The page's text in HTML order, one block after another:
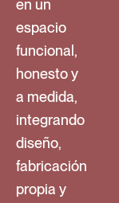
en un
espacio
funcional,
honesto y
a medida,
integrando
diseño,
fabricación
propia y